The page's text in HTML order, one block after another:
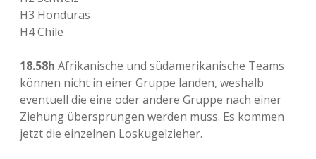
H3 Honduras
H4 Chile
18.58h Afrikanische und südamerikanische Teams
können nicht in einer Gruppe landen, weshalb
eventuell die eine oder andere Gruppe nach einer
Ziehung übersprungen werden muss. Es kommen
jetzt die einzelnen Loskugelzieher.